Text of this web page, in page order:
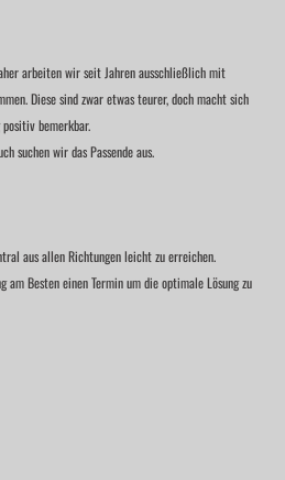
arbeiten wir seit Jahren ausschließlich mit
Diese sind zwar etwas teurer, doch macht sich
bemerkbar.
suchen wir das Passende aus.
aus allen Richtungen leicht zu erreichen.
Besten einen Termin um die optimale Lösung zu